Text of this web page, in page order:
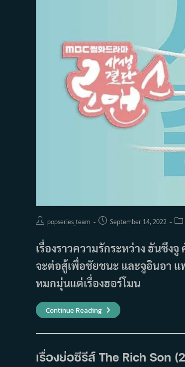
Postpopseries_team
PostSeptember 14, 2022
เรื่องราวความรักระหว่าง ฮันซึ
จะต่อสู้เพื่อชัยชนะ และจูอินอา
หมกมุ่นแต่เรื่องฮอร์โมน
Continue Readingเรื่อง
ย่อ
รีส์
(2018)
เรื่องย่อซีรีส์ The Rich Son